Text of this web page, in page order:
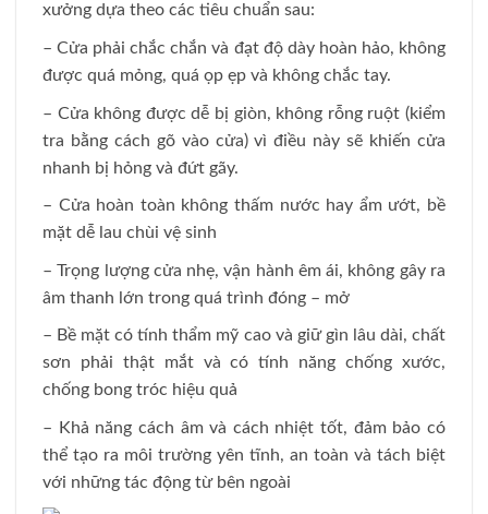
xưởng dựa theo các tiêu chuẩn sau:
– Cửa phải chắc chắn và đạt độ dày hoàn hảo, không
được quá mỏng, quá ọp ẹp và không chắc tay.
– Cửa không được dễ bị giòn, không rỗng ruột (kiểm
tra bằng cách gõ vào cửa) vì điều này sẽ khiến cửa
nhanh bị hỏng và đứt gãy.
– Cửa hoàn toàn không thấm nước hay ẩm ướt, bề
mặt dễ lau chùi vệ sinh
– Trọng lượng cửa nhẹ, vận hành êm ái, không gây ra
âm thanh lớn trong quá trình đóng – mở
– Bề mặt có tính thẩm mỹ cao và giữ gìn lâu dài, chất
sơn phải thật mắt và có tính năng chống xước,
chống bong tróc hiệu quả
– Khả năng cách âm và cách nhiệt tốt, đảm bảo có
thể tạo ra môi trường yên tĩnh, an toàn và tách biệt
với những tác động từ bên ngoài